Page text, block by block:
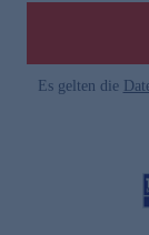
Es gelten die